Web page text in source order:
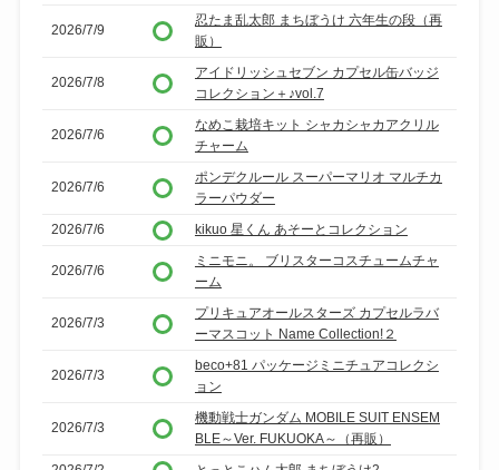
2026/7/9
忍たま乱太郎 まちぼうけ 六年生の段（再
販）
2026/7/8
アイドリッシュセブン カプセル缶バッジ
コレクション＋♪vol.7
2026/7/6
なめこ栽培キット シャカシャカアクリル
チャーム
2026/7/6
ポンデクルール スーパーマリオ マルチカ
ラーパウダー
2026/7/6
kikuo 星くん あそーとコレクション
2026/7/6
ミニモニ。 ブリスターコスチュームチャ
ーム
2026/7/3
プリキュアオールスターズ カプセルラバ
ーマスコット Name Collection!２
2026/7/3
beco+81 パッケージミニチュアコレクシ
ョン
2026/7/3
機動戦士ガンダム MOBILE SUIT ENSEM
BLE～Ver. FUKUOKA～（再販）